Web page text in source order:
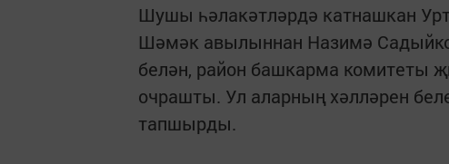
Шушы һәлакәтләрдә катнашкан
Шәмәк авылыннан Назимә
белән, район башкарма комитеты
очрашты. Ул аларның хәлләрен
тапшырды.